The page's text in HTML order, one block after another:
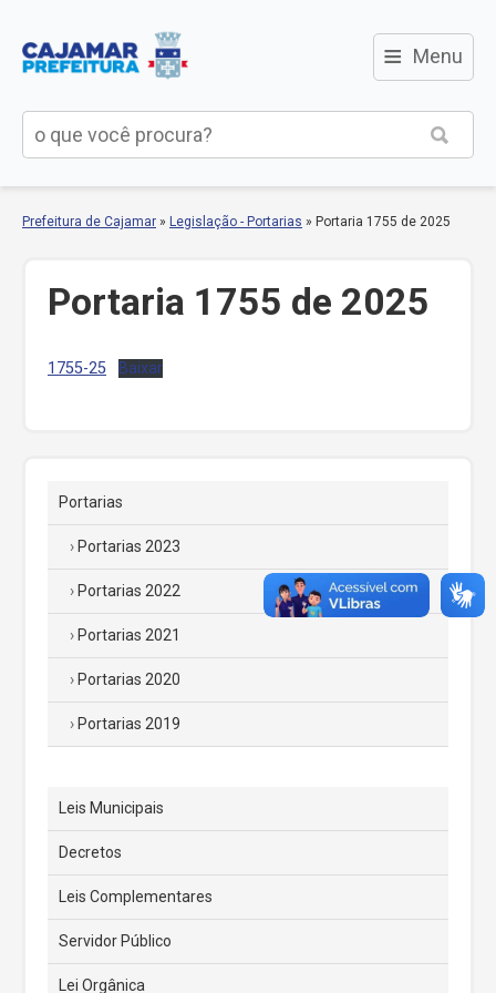
≡ Menu
Prefeitura de Cajamar » Legislação - Portarias » Portaria 1755 de 2025
Portaria 1755 de 2025
1755-25 Baixar
Portarias
Portarias 2023
Portarias 2022
Portarias 2021
Portarias 2020
Portarias 2019
Leis Municipais
Decretos
Leis Complementares
Servidor Público
Lei Orgânica